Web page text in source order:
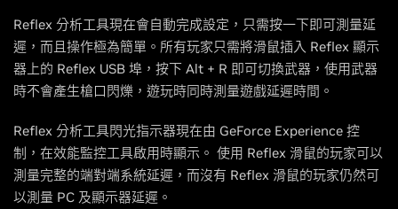
Reflex 分析工具現在會自動完成設定，只需按一下即可測量延
遲，而且操作極為簡單。所有玩家只需將滑鼠插入 Reflex 顯示
器上的 Reflex USB 埠，按下 Alt + R 即可切換武器，使用武器
時不會產生槍口閃爍，遊玩時同時測量遊戲延遲時間。
Reflex 分析工具閃光指示器現在由 GeForce Experience 控
制，在效能監控工具啟用時顯示。 使用 Reflex 滑鼠的玩家可以
測量完整的端對端系統延遲，而沒有 Reflex 滑鼠的玩家仍然可
以測量 PC 及顯示器延遲。